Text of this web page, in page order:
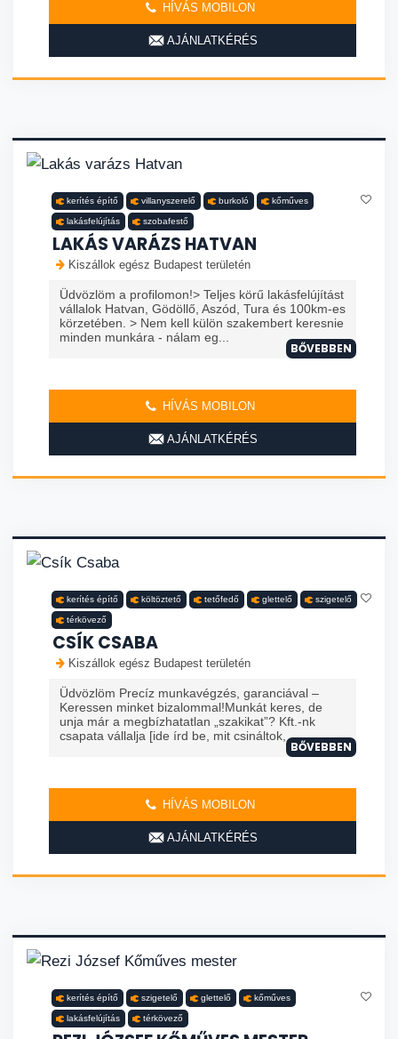
HÍVÁS MOBILON
AJÁNLATKÉRÉS
kerítés építő villanyszerelő burkoló kőműves
lakásfelújítás szobafestő
LAKÁS VARÁZS HATVAN
Kiszállok egész Budapest területén
Üdvözlöm a profilomon!> Teljes körű lakásfelújítást
vállalok Hatvan, Gödöllő, Aszód, Tura és 100km-es
körzetében. > Nem kell külön szakembert keresnie
minden munkára - nálam eg...
BŐVEBBEN
HÍVÁS MOBILON
AJÁNLATKÉRÉS
kerítés építő költöztető tetőfedő glettelő szigetelő
térkövező
CSÍK CSABA
Kiszállok egész Budapest területén
Üdvözlöm Precíz munkavégzés, garanciával –
Keressen minket bizalommal!Munkát keres, de
unja már a megbízhatatlan „szakikat”? Kft.-nk
csapata vállalja [ide írd be, mit csináltok, ...
BŐVEBBEN
HÍVÁS MOBILON
AJÁNLATKÉRÉS
kerítés építő szigetelő glettelő kőműves
lakásfelújítás térkövező